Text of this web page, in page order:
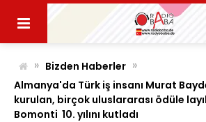
content
» Bizden Haberler »
Almanya'da Türk iş insanı Murat
kurulan, birçok uluslararası ödüle
Bomonti 10. yılını kutladı